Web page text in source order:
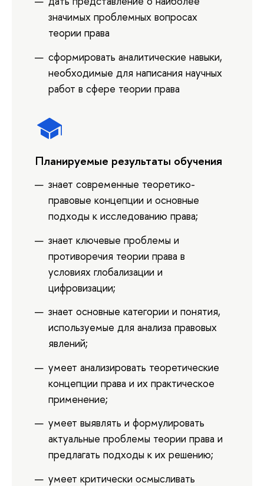
значимых проблемных вопросах
теории права
сформировать аналитические навыки,
необходимые для написания научных
работ в сфере теории права
Планируемые результаты обучения
знает современные теоретико-
правовые концепции и основные
подходы к исследованию права;
знает ключевые проблемы и
противоречия теории права в
условиях глобализации и
цифровизации;
знает основные категории и понятия,
используемые для анализа правовых
явлений;
умеет анализировать теоретические
концепции права и их практическое
применение;
умеет выявлять и формулировать
актуальные проблемы теории права и
предлагать подходы к их решению;
умеет критически осмысливать